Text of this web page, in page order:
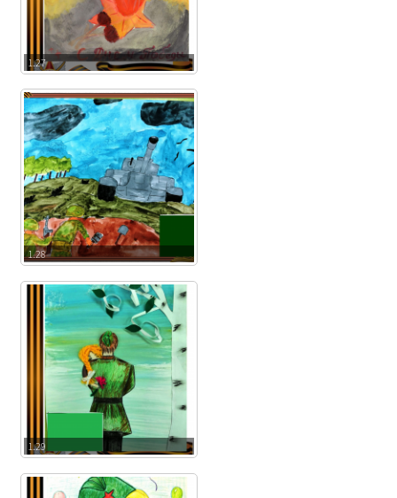
1.27
1.28
1.29